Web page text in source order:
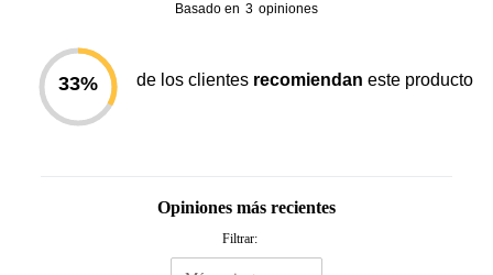
Basado en 3 opiniones
33% de los clientesrecomiendan este producto
Opiniones más recientes
Filtrar: